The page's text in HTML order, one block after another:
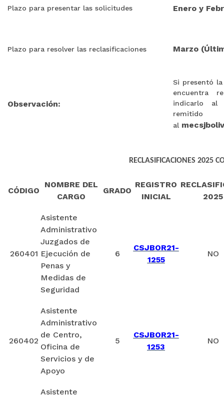
Plazo para presentar las solicitudes Enero y
Plazo para resolver las reclasificaciones Marzo
Observación:
Si presentó
encuentra
indicarlo al
remitido
al
RECLASIFICACIONES 2025
CÓDIGO
NOMBRE DEL
CARGO
GRADO
REGISTRO
INICIAL
2025
260401
Asistente
Administrativo
Juzgados de
Ejecución de
Penas y
Medidas de
Seguridad
6
CSJBOR21-
1255
NO
260402
Asistente
Administrativo
de Centro,
Oficina de
Servicios y de
Apoyo
5
CSJBOR21-
1253
NO
Asistente